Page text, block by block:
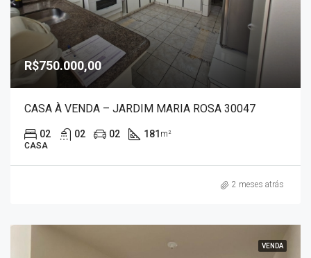
R$750.000,00
CASA À VENDA – JARDIM MARIA ROSA 30047
02 02 02 181 m²
CASA
2 meses atrás
VENDA